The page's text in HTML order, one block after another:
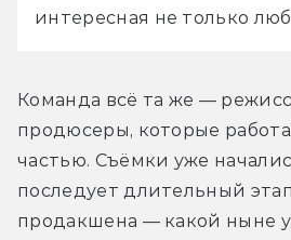
интересная не только
Команда всё та же —
продюсеры, которые
частью. Съёмки уже
последует длительный
продакшена — какой ныне